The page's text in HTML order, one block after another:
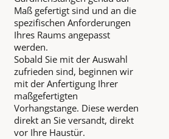
Maß gefertigt sind und an die
spezifischen Anforderungen
Ihres Raums angepasst
werden.
Sobald Sie mit der Auswahl
zufrieden sind, beginnen wir
mit der Anfertigung Ihrer
maßgefertigten
Vorhangstange. Diese werden
direkt an Sie versandt, direkt
vor Ihre Haustür.